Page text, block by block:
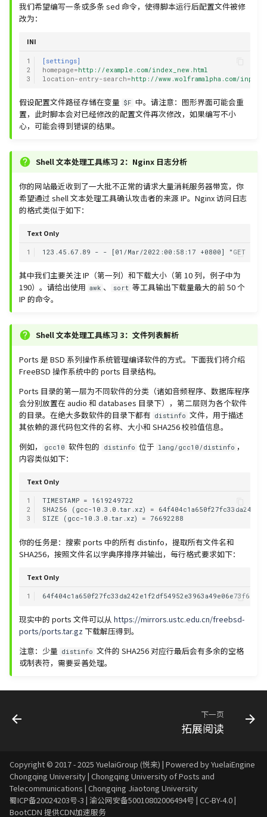
我们希望编写一条或多条 sed 命令，使得脚本运行后配置文件被修
改为：
INI
1
2
3
[settings]
homepage=http://example.com/index_new.html
location-entry-search=http://www.wolframalpha.com/input/
假设配置文件路径存储在变量 $F 中。请注意：图形界面可能会重
置，此时脚本会对已经修改的配置文件再次修改，如果编写不小
心，可能会得到错误的结果。
Shell 文本处理工具练习 2：Nginx 日志分析
你的网站最近收到了一大批不正常的请求大量消耗服务器带宽，你
希望通过 shell 文本处理工具确认攻击者的来源 IP。Nginx 访问日志
的格式类似于如下：
Text Only
1
其中我们主要关注 IP（第一列）和下载大小（第 10 列，例子中为
190）。请给出使用 awk 、 sort 等工具输出下载量最大的前 50 个
IP 的命令。
Shell 文本处理工具练习 3：文件列表解析
Ports 是 BSD 系列操作系统管理编译软件的方式。下面我们将介绍
FreeBSD 操作系统中的 ports 目录结构。
Ports 目录的第一层为不同软件的分类（诸如音频程序、数据库程序
会分别放置在 audio 和 databases 目录下），第二层则为各个软件
的目录。在绝大多数软件的目录下都有 distinfo 文件，用于描述
其依赖的源代码包文件的名称、大小和 SHA256 校验值信息。
例如，
gcc10 软件包的 distinfo 位于 lang/gcc10/distinfo ，
内容类似如下：
Text Only
1
2
3
你的任务是：搜索 ports 中的所有 distinfo，提取所有文件名和
SHA256，按照文件名以字典序排序并输出，每行格式要求如下：
Text Only
1
现实中的 ports 文件可以从 https://mirrors.ustc.edu.cn/freebsd-
ports/ports.tar.gz 下载解压得到。
注意：少量 distinfo 文件的 SHA256 对应行最后会有多余的空格
或制表符，需要妥善处理。
下一页
拓展阅读
Copyright © 2017 - 2025 YuelaiGroup (悦来) | Powered by YuelaiEngine
Chongqing University| Chongqing University of Posts and
Telecommunications | Chongqing Jiaotong University
蜀ICP备20024203号-3 | 渝公网安备50010802006494号 | CC-BY-4.0|
BootCDN 提供CDN加速服务